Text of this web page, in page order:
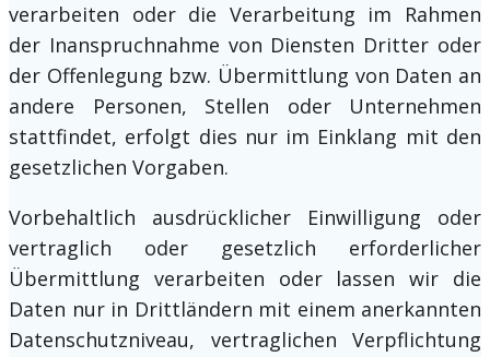
verarbeiten oder die Verarbeitung im Rahmen
der Inanspruchnahme von Diensten Dritter oder
der Offenlegung bzw. Übermittlung von Daten an
andere Personen, Stellen oder Unternehmen
stattfindet, erfolgt dies nur im Einklang mit den
gesetzlichen Vorgaben.
Vorbehaltlich ausdrücklicher Einwilligung oder
vertraglich oder gesetzlich erforderlicher
Übermittlung verarbeiten oder lassen wir die
Daten nur in Drittländern mit einem anerkannten
Datenschutzniveau, vertraglichen Verpflichtung